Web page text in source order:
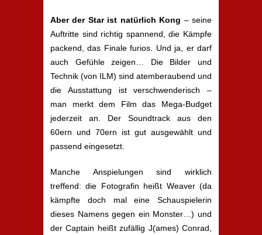
Aber der Star ist natürlich Kong – seine
Auftritte sind richtig spannend, die Kämpfe
packend, das Finale furios. Und ja, er darf
auch Gefühle zeigen… Die Bilder und
Technik (von ILM) sind atemberaubend und
die Ausstattung ist verschwenderisch –
man merkt dem Film das Mega-Budget
jederzeit an. Der Soundtrack aus den
60ern und 70ern ist gut ausgewählt und
passend eingesetzt.
Manche Anspielungen sind wirklich
treffend: die Fotografin heißt Weaver (da
kämpfte doch mal eine Schauspielerin
dieses Namens gegen ein Monster…) und
der Captain heißt zufällig J(ames) Conrad,